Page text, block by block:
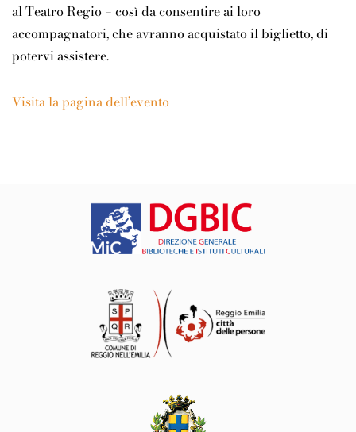
al Teatro Regio – così da consentire ai loro
accompagnatori, che avranno acquistato il biglietto, di
potervi assistere.
Visita la pagina dell’evento